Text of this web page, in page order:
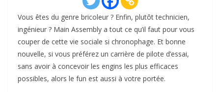
Vous êtes du genre bricoleur ? Enfin, plutôt technicien,
ingénieur ? Main Assembly a tout ce qu’il faut pour vous
couper de cette vie sociale si chronophage. Et bonne
nouvelle, si vous préférez un carrière de pilote d’essai,
sans avoir à concevoir les engins les plus efficaces
possibles, alors le fun est aussi à votre portée.